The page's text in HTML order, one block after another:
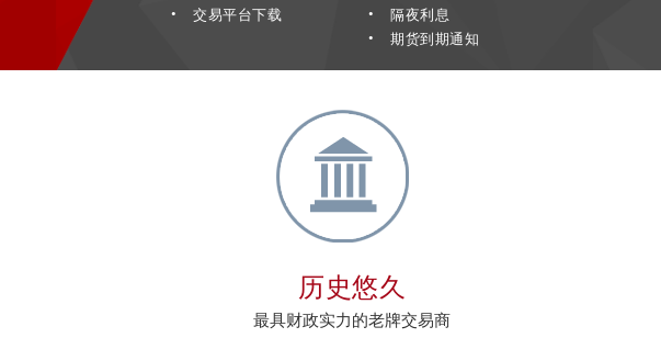
交易平台下载
隔夜利息
期货到期通知
历史悠久
最具财政实力的老牌交易商